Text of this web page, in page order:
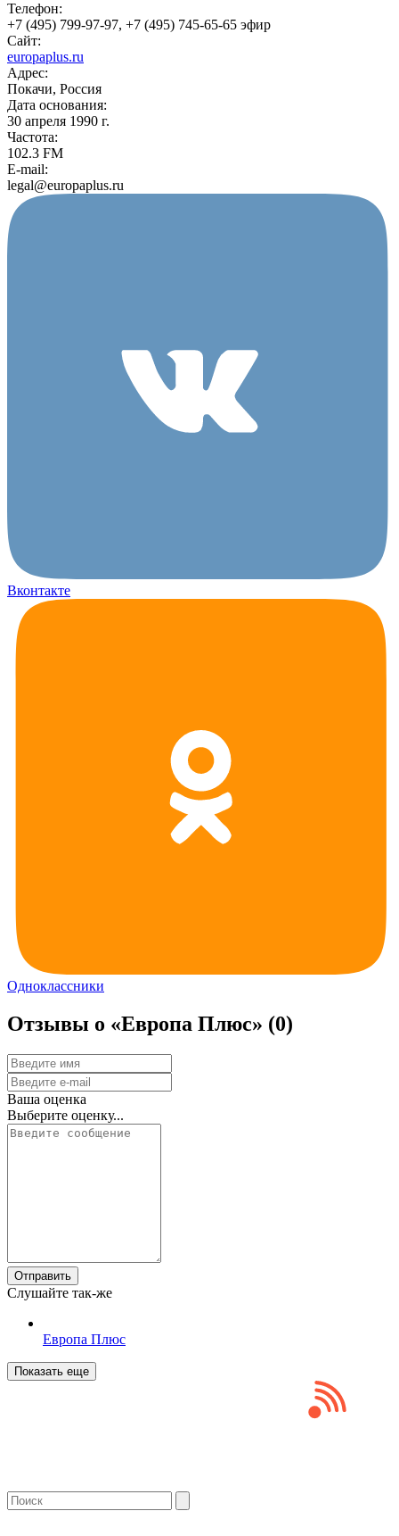
Телефон:
+7 (495) 799-97-97, +7 (495) 745-65-65 эфир
Сайт:
europaplus.ru
Адрес:
Покачи, Россия
Дата основания:
30 апреля 1990 г.
Частота:
102.3 FM
E-mail:
legal@europaplus.ru
Вконтакте
Одноклассники
Отзывы о «Европа Плюс» (0)
Ваша оценка
Выберите оценку...
Отправить
Слушайте так-же
Европа Плюс
Показать еще